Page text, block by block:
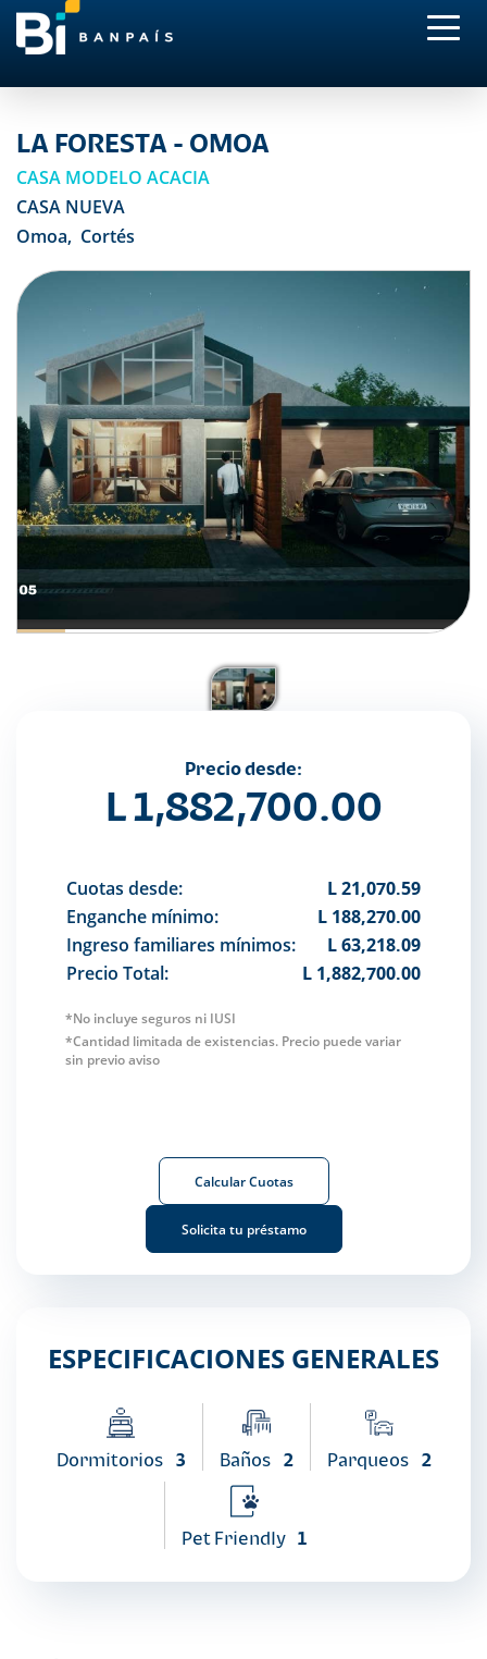
LA FORESTA - OMOA
CASA MODELO ACACIA
CASA NUEVA
Omoa, Cortés
Precio desde:
L 1,882,700.00
Cuotas desde:
L 21,070.59
Enganche mínimo:
L 188,270.00
Ingreso familiares mínimos:
L 63,218.09
Precio Total:
L 1,882,700.00
*No incluye seguros ni IUSI
*Cantidad limitada de existencias. Precio puede variar
sin previo aviso
Calcular Cuotas
Solicita tu préstamo
ESPECIFICACIONES GENERALES
Dormitorios 3 Baños 2 Parqueos 2
Pet Friendly 1